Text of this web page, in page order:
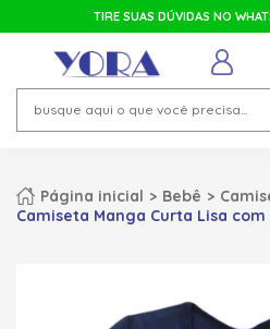
TIRE SUAS DÚVIDAS NO
Página inicial Bebê
Camiseta Manga Curta Lisa